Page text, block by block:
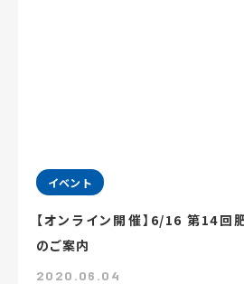
イベント
【オンライン開催】6/16 第14
のご案内
2020.06.04